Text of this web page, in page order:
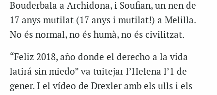
Bouderbala a Archidona, i Soufian, un nen de
17 anys mutilat (17 anys i mutilat!) a Melilla.
No és normal, no és humà, no és civilitzat.
“Feliz 2018, año donde el derecho a la vida
latirá sin miedo” va tuitejar l’Helena l’1 de
gener. I el vídeo de Drexler amb els ulls i els